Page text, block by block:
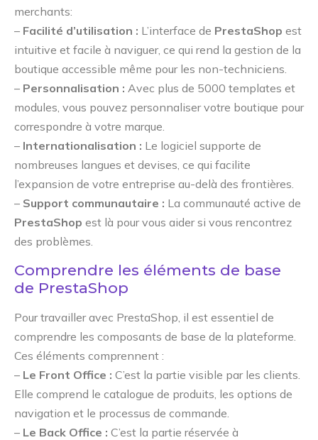
merchants:
– Facilité d’utilisation : L’interface de PrestaShop est
intuitive et facile à naviguer, ce qui rend la gestion de la
boutique accessible même pour les non-techniciens.
– Personnalisation : Avec plus de 5000 templates et
modules, vous pouvez personnaliser votre boutique pour
correspondre à votre marque.
– Internationalisation : Le logiciel supporte de
nombreuses langues et devises, ce qui facilite
l’expansion de votre entreprise au-delà des frontières.
– Support communautaire : La communauté active de
PrestaShop est là pour vous aider si vous rencontrez
des problèmes.
Comprendre les éléments de base
de PrestaShop
Pour travailler avec PrestaShop, il est essentiel de
comprendre les composants de base de la plateforme.
Ces éléments comprennent :
– Le Front Office : C’est la partie visible par les clients.
Elle comprend le catalogue de produits, les options de
navigation et le processus de commande.
– Le Back Office : C’est la partie réservée à